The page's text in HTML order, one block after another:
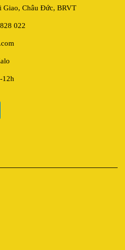
Giao, Châu Đức, BRVT
022
12h